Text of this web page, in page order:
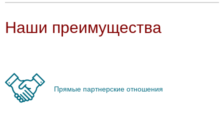
Наши преимущества
Прямые партнерские отношения